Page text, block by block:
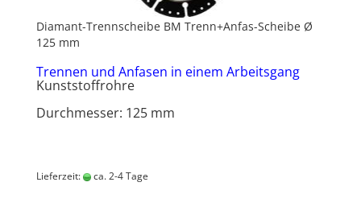
Diamant-Trennscheibe BM Trenn+Anfas-Scheibe Ø
125 mm
Trennen und Anfasen in einem Arbeitsgang
Kunststoffrohre
Durchmesser: 125 mm
Lieferzeit: ca. 2-4 Tage